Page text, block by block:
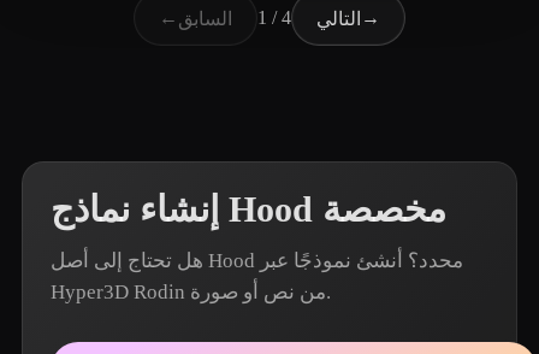
← السابق 1 / 4 التالي →
إنشاء نماذج Hood مخصصة
هل تحتاج إلى أصل Hood محدد؟ أنشئ نموذجًا عبر
Hyper3D Rodin من نص أو صورة.